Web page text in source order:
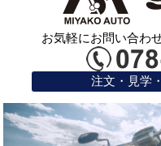
お気軽にお問い合わ
注文・見学